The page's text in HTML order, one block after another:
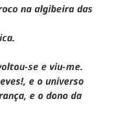
na algibeira das
se e viu-me.
e o universo
e o dono da